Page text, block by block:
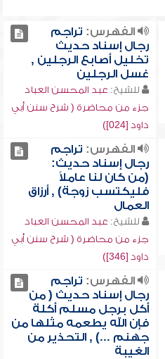
الفهرس: تراجم
رجال إسناد حديث
تخليل أصابع الرجلين ,
غسل الرجلين
للشيخ: عبد المحسن العباد
جزء من محاضرة ( شرح سنن أبي
داود [024])
الفهرس: تراجم
رجال إسناد حديث:
(من كان لنا عاملاً
فليكتسب زوجة) , أرزاق
العمال
للشيخ: عبد المحسن العباد
جزء من محاضرة ( شرح سنن أبي
داود [346])
الفهرس: تراجم
رجال إسناد حديث ( من
أكل برجل مسلم أكلة
فإن الله يطعمه مثلها من
جهنم ...) , التحذير من
الغيبة